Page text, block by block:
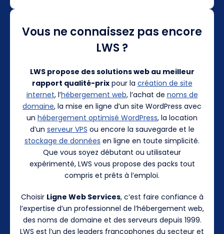
Vous ne connaissez pas encore
LWS ?
LWS propose des solutions web au meilleur
rapport qualité-prixpour la création de site
internet, l’hébergement web, l’achat de noms de
domaine, la mise en ligne d’un site WordPress avec
un hébergement optimisé WordPress, la location
d’un serveur VPS ou encore la sauvegarde et le
stockage de données en ligne en toute simplicité.
Que vous soyez débutant ou utilisateur
expérimenté, LWS vous propose des packs tout
compris et prêts à l’emploi.
Choisir Ligne Web Services, c’est faire confiance à
l’expertise d’un professionnel de l’hébergement web,
des noms de domaine et des serveurs depuis 1999.
LWS est l’un des leaders francophones du secteur et